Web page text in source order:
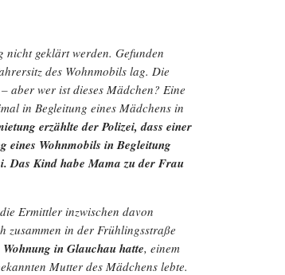
geklärt werden. Gefunden
des Wohnmobils lag. Die
aber wer ist dieses Mädchen? Eine
in Begleitung eines Mädchens in
erzählte der Polizei, dass einer
eines Wohnmobils in Begleitung
Das Kind habe Mama zu der Frau
Ermittler inzwischen davon
zusammen in der Frühlingsstraße
in Glauchau hatte, einem
Mutter des Mädchens lebte.